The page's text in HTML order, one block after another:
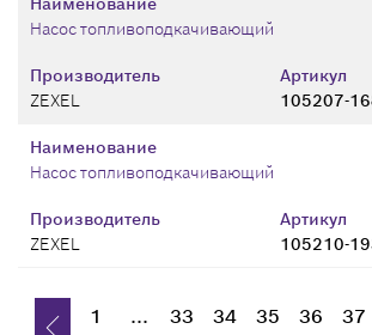
Производитель
ZEXEL
Артикул
105207-
Насос топливоподкачивающий
Производитель
ZEXEL
Артикул
105210-
Наименование
Насос топливоподкачивающий
1 ... 33 34 35 36 37